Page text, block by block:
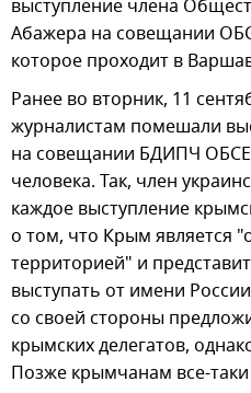
выступление члена
Абажера на совещании
которое проходит в
Ранее во вторник, 11
журналистам помешали
на совещании БДИПЧ ОБСЕ
человека. Так, член
каждое выступление
о том, что Крым является
территорией" и
выступать от имени
со своей стороны
крымских делегатов,
Позже крымчанам все-